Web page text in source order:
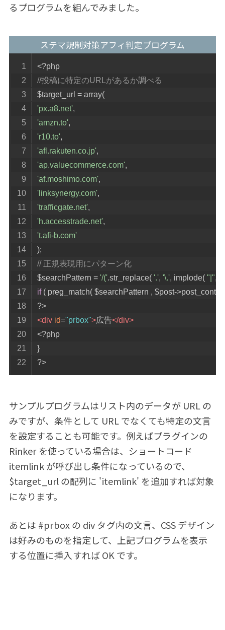
るプログラムを組んでみました。
ステマ規制対策アフィ判定プログラム
<?php
//投稿に特定のURLがあるか調べる
$target_url = array(
'px.a8.net',
'amzn.to',
'r10.to',
'afl.rakuten.co.jp',
'ap.valuecommerce.com',
'af.moshimo.com',
'linksynergy.com',
'trafficgate.net',
'h.accesstrade.net',
't.afi-b.com'
);
// 正規表現用にパターン化
$searchPattern = '/('.str_replace( '.', '\.', implode( "|",
if ( preg_match( $searchPattern , $post->
?>
<div id="prbox">広告</div>
<?php
}
?>
サンプルプログラムはリスト内のデータが URL の
みですが、条件として URL でなくても特定の文言
を設定することも可能です。例えばプラグインの
Rinker を使っている場合は、ショートコード
itemlink が呼び出し条件になっているので、
$target_url の配列に 'itemlink' を追加すれば対象
になります。
あとは #prbox の div タグ内の文言、CSS デザイン
は好みのものを指定して、上記プログラムを表示
する位置に挿入すれば OK です。